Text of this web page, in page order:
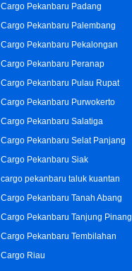
Cargo Pekanbaru Padang
Cargo Pekanbaru Palembang
Cargo Pekanbaru Pekalongan
Cargo Pekanbaru Peranap
Cargo Pekanbaru Pulau Rupat
Cargo Pekanbaru Purwokerto
Cargo Pekanbaru Salatiga
Cargo Pekanbaru Selat Panjang
Cargo Pekanbaru Siak
cargo pekanbaru taluk kuantan
Cargo Pekanbaru Tanah Abang
Cargo Pekanbaru Tanjung Pinang
Cargo Pekanbaru Tembilahan
Cargo Riau